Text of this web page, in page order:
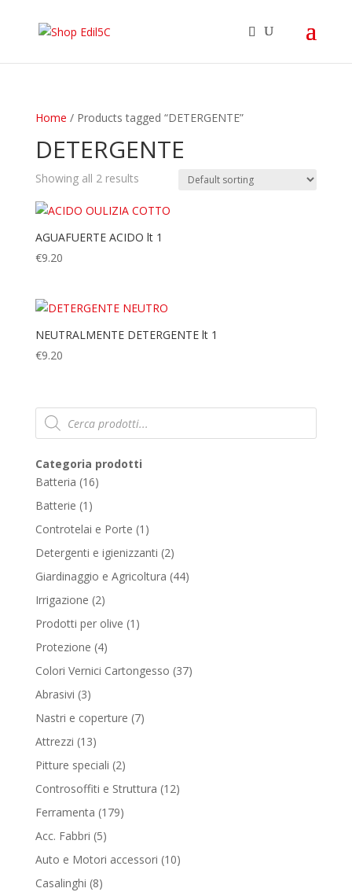
Home / Products tagged “DETERGENTE”
DETERGENTE
Showing all 2 results
AGUAFUERTE ACIDO lt 1
€9.20
NEUTRALMENTE DETERGENTE lt 1
€9.20
Products
search
Categoria prodotti
Batteria 1616
Batterie 1 1
product
Controtelai e Porte 1 1
product
Detergenti e igienizzanti 22
products
Giardinaggio e Agricoltura 4444
Irrigazione 22
products
Prodotti per olive 1 1
Protezione 44
products
Colori Vernici Cartongesso 3737
Abrasivi 33
products
Nastri e coperture 77
Attrezzi 1313
products
Pitture speciali 22
products
Controsoffiti e Struttura 1212
Ferramenta 179179
Acc. Fabbri 55
products
Auto e Motori accessori 1010
Casalinghi 88